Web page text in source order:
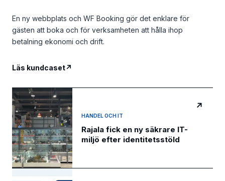
En ny webbplats och WF Booking gör det enklare för
gästen att boka och för verksamheten att hålla ihop
betalning ekonomi och drift.
Läs kundcaset↗
HANDEL OCH IT
Rajala fick en ny säkrare IT-
miljö efter identitetsstöld
↗